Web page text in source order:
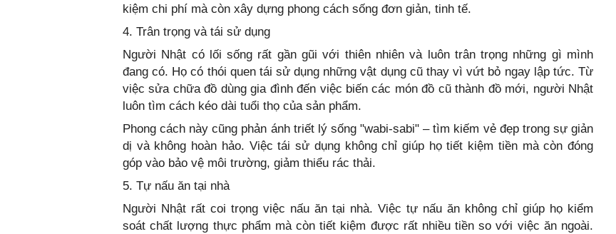
kiệm chi phí mà còn xây dựng phong cách sống đơn giản, tinh tế.
4. Trân trọng và tái sử dụng
Người Nhật có lối sống rất gần gũi với thiên nhiên và luôn trân trọng những gì mình
đang có. Họ có thói quen tái sử dụng những vật dụng cũ thay vì vứt bỏ ngay lập tức. Từ
việc sửa chữa đồ dùng gia đình đến việc biến các món đồ cũ thành đồ mới, người Nhật
luôn tìm cách kéo dài tuổi thọ của sản phẩm.
Phong cách này cũng phản ánh triết lý sống "wabi-sabi" – tìm kiếm vẻ đẹp trong sự giản
dị và không hoàn hảo. Việc tái sử dụng không chỉ giúp họ tiết kiệm tiền mà còn đóng
góp vào bảo vệ môi trường, giảm thiểu rác thải.
5. Tự nấu ăn tại nhà
Người Nhật rất coi trọng việc nấu ăn tại nhà. Việc tự nấu ăn không chỉ giúp họ kiểm
soát chất lượng thực phẩm mà còn tiết kiệm được rất nhiều tiền so với việc ăn ngoài.